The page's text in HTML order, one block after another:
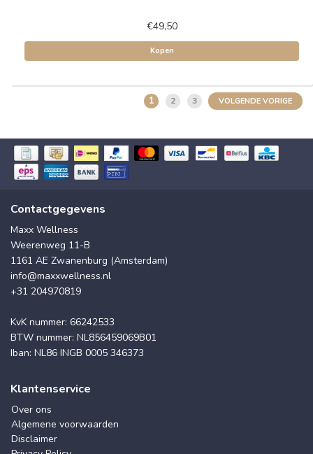
€49,50
Kopen
1 2 3 VOLGENDE VORIGE
Contactgegevens
Maxx Wellness
Weerenweg 11-B
1161 AE Zwanenburg (Amsterdam)
info@maxxwellness.nl
+31 204970819
KvK nummer: 66242533
BTW nummer: NL856459069B01
Iban: NL86 INGB 0005 346373
Klantenservice
Over ons
Algemene voorwaarden
Disclaimer